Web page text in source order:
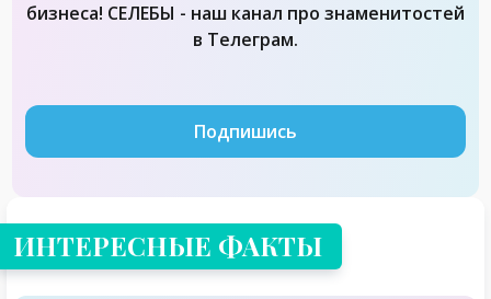
бизнеса! СЕЛЕБЫ - наш канал про знаменитостей
в Телеграм.
Подпишись
ИНТЕРЕСНЫЕ ФАКТЫ